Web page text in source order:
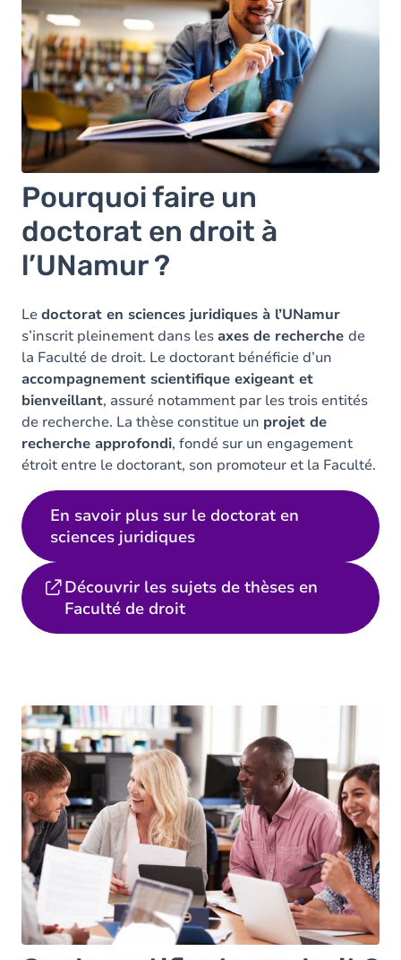
Pourquoi faire un
doctorat en droit à
l’UNamur ?
Ledoctorat en sciences juridiques à l’UNamur
s’inscrit pleinement dans lesaxes de recherche de
la Faculté de droit. Le doctorant bénéficie d’un
accompagnement scientifique exigeant et
bienveillant, assuré notamment par les trois entités
de recherche. La thèse constitue un projet de
recherche approfondi, fondé sur un engagement
étroit entre le doctorant, son promoteur et la Faculté.
En savoir plus sur le doctorat en
sciences juridiques
Découvrir les sujets de thèses en
Faculté de droit